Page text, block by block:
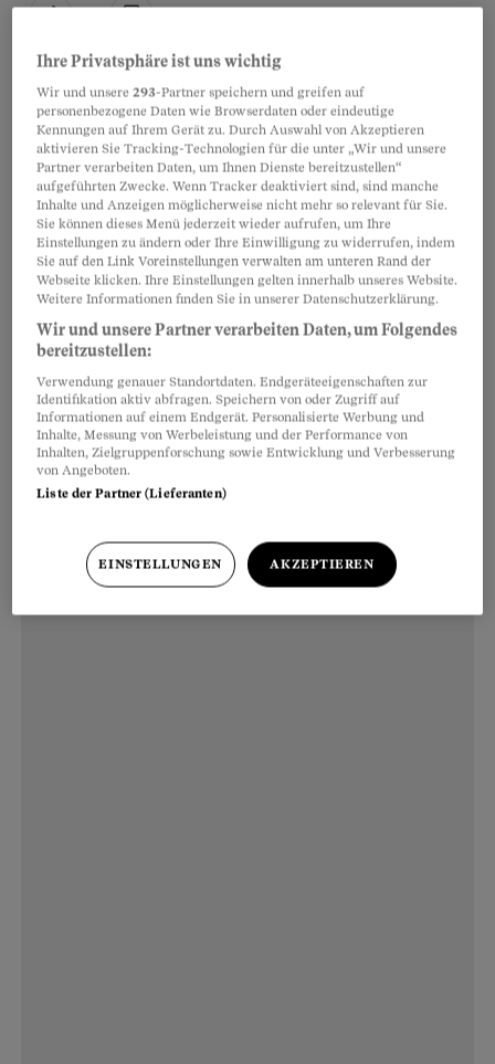
Teilen Merken
Artikel teilen
Hat ein AHV-Rentner Kinder, wird ihm
zusätzlich zurAltersrenteeine Kinderrente
ausbezahlt - und zwar bis die Kinder das 18.
Altersjahr beendet haben. Für Kinder in
Ausbildung wird die Rente bis zum Abschluss
der Ausbildung, längstens aber bis zum 25.
Geburtstag ausgerichtet. DieKinderrente
beträgt 40 % der entsprechenden Altersrente.
Wenn beide Elternteile rentenberechtigt sind,
dürfen die Kinderrenten höchstens 60 % der
maximalenAltersrentebetragen.
Ihre Privatsphäre ist uns wichtig
Wir und unsere293-Partner speichern und greifen auf
personenbezogene Daten wie Browserdaten oder eindeutige
Kennungen auf Ihrem Gerät zu. Durch Auswahl von Akzeptieren
aktivieren Sie Tracking-Technologien für die unter „Wir und unsere
Partner verarbeiten Daten, um Ihnen Dienste bereitzustellen“
aufgeführten Zwecke. Wenn Tracker deaktiviert sind, sind manche
Inhalte und Anzeigen möglicherweise nicht mehr so relevant für Sie.
Sie können dieses Menü jederzeit wieder aufrufen, um Ihre
Einstellungen zu ändern oder Ihre Einwilligung zu widerrufen, indem
Sie auf den Link Voreinstellungen verwalten am unteren Rand der
Webseite klicken. Ihre Einstellungen gelten innerhalb unseres Website.
Weitere Informationen finden Sie in unserer Datenschutzerklärung.
Wir und unsere Partner verarbeiten Daten, um Folgendes
bereitzustellen:
Verwendung genauer Standortdaten. Endgeräteeigenschaften zur
Identifikation aktiv abfragen. Speichern von oder Zugriff auf
Informationen auf einem Endgerät. Personalisierte Werbung und
Inhalte, Messung von Werbeleistung und der Performance von
Inhalten, Zielgruppenforschung sowie Entwicklung und Verbesserung
von Angeboten.
Liste der Partner (Lieferanten)
EINSTELLUNGEN AKZEPTIEREN